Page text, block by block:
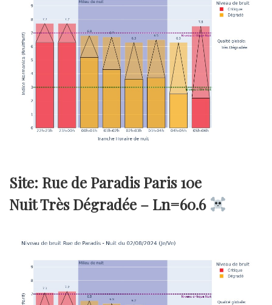
Site: Rue de Paradis Paris 10e
Nuit Très Dégradée – Ln=60.6